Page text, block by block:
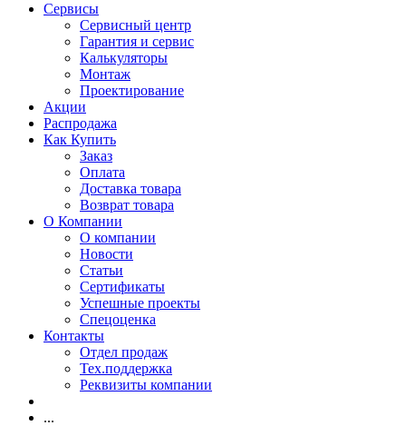
Сервисы
Сервисный центр
Гарантия и сервис
Калькуляторы
Монтаж
Проектирование
Акции
Распродажа
Как Купить
Заказ
Оплата
Доставка товара
Возврат товара
О Компании
О компании
Новости
Статьи
Сертификаты
Успешные проекты
Спецоценка
Контакты
Отдел продаж
Тех.поддержка
Реквизиты компании
...